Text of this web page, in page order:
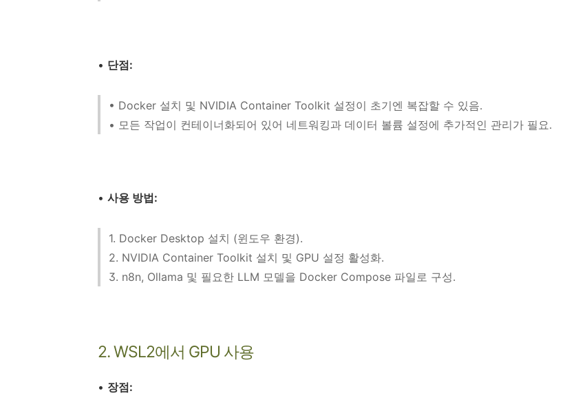
• 단점:
• Docker 설치 및 NVIDIA Container Toolkit 설정이 초기엔 복잡할 수 있음.
• 모든 작업이 컨테이너화되어 있어 네트워킹과 데이터 볼륨 설정에 추가적인 관리가 필요.
• 사용 방법:
1. Docker Desktop 설치 (윈도우 환경).
2. NVIDIA Container Toolkit 설치 및 GPU 설정 활성화.
3. n8n, Ollama 및 필요한 LLM 모델을 Docker Compose 파일로 구성.
2. WSL2에서 GPU 사용
• 장점: